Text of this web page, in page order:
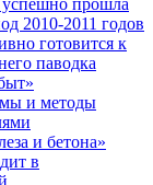
прошла
2010-2011 годов
готовится к
паводка
и методы
и бетона»
в